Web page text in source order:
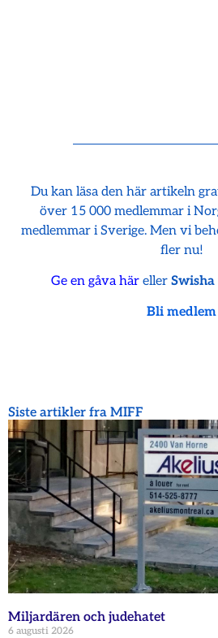
Du kan läsa den här artikeln
över 15 000 medlemmar i
medlemmar i Sverige. Men vi
fler nu!
Ge en gåva häreller
Bli medlem
Siste artikler fra MIFF
Miljardären och judehatet
6 augusti 2026